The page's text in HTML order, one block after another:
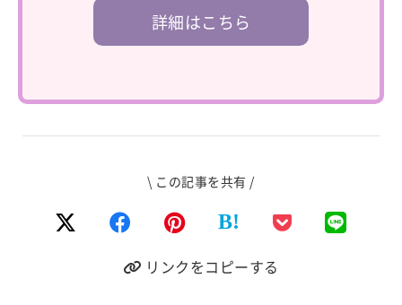
詳細はこちら
\ この記事を共有 /
B!
リンクをコピーする